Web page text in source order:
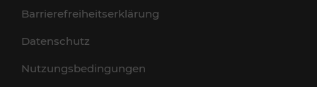
Barrierefreiheitserklärung
Datenschutz
Nutzungsbedingungen